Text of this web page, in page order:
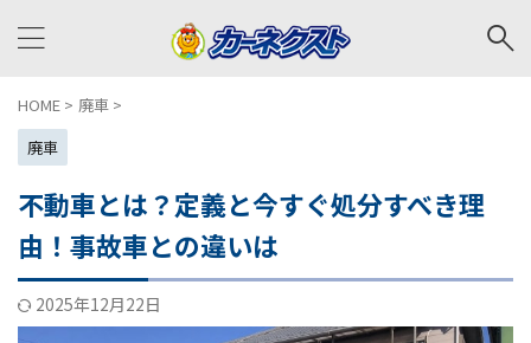
HOME > 廃車 >
廃車
不動車とは？定義と今すぐ処分すべき理
由！事故車との違いは
2025年12月22日